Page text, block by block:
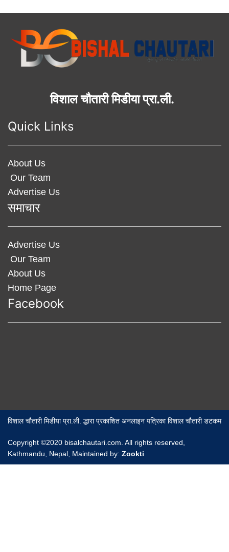
विशाल चौतारी मिडीया प्रा.ली.
Quick Links
About Us
Our Team
Advertise Us
समाचार
Advertise Us
Our Team
About Us
Home Page
Facebook
विशाल चौतारी मिडीया प्रा.ली. द्धारा प्रकाशित अनलाइन पत्रिका विशाल चौतारी डटकम
Copyright ©2020 bisalchautari.com. All rights reserved,
Kathmandu, Nepal, Maintained by: Zookti